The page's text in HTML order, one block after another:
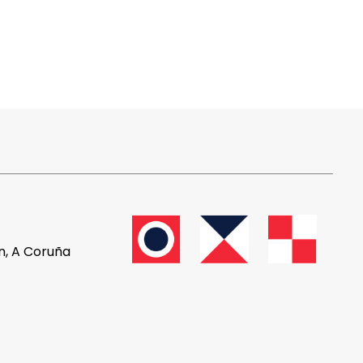
A Coruña